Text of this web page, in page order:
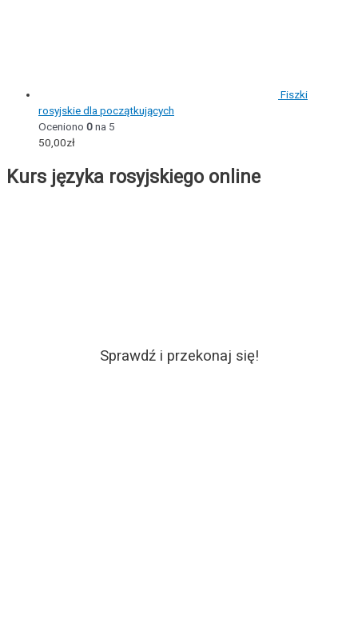
Fiszki
rosyjskie dla początkujących
Oceniono 0na 5
50,00zł
Kurs języka rosyjskiego online
Sprawdź i przekonaj się!